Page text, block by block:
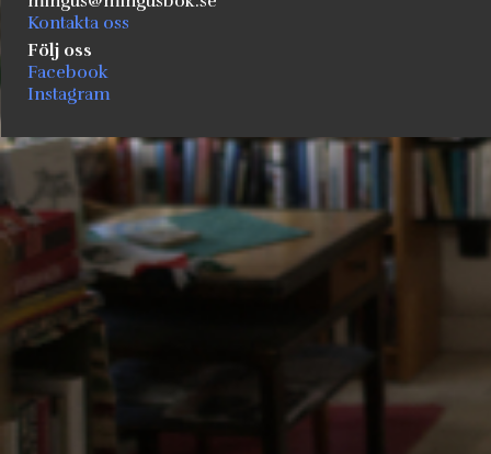
Kontakta oss
Följ oss
Facebook
Instagram